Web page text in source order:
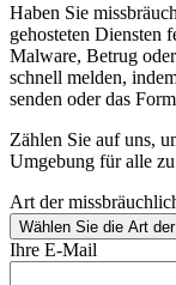
Haben Sie
gehosteten Diensten
Malware, Betrug
schnell melden,
senden oder das
Zählen Sie auf uns,
Umgebung für alle
Art der
Wählen Sie die Art
Ihre E-Mail